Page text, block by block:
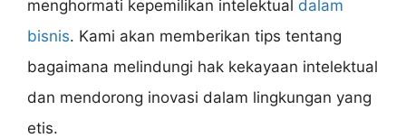
menghormati kepemilikan intelektual dalam
bisnis. Kami akan memberikan tips tentang
bagaimana melindungi hak kekayaan intelektual
dan mendorong inovasi dalam lingkungan yang
etis.